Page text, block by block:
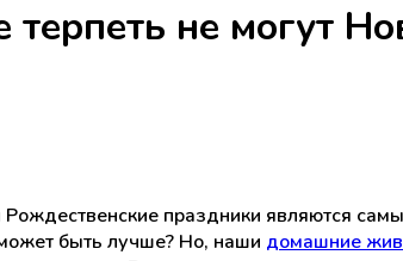
не могут
праздники являются
быть лучше? Но, наши домашние